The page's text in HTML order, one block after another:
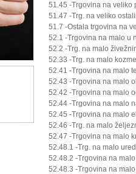
51.45 -Trgovina na veliko
51.47 -Trg. na veliko
51.7 -Ostala trgovina na
52.1 -Trgovina na malo u
52.2 -Trg. na malo
52.33 -Trg. na malo
52.41 -Trgovina na malo
52.43 -Trgovina na malo
52.42 -Trgovina na malo
52.44 -Trgovina na malo
52.45 -Trgovina na malo
52.46 -Trg. na malo
52.47 -Trgovina na malo
52.48.1 -Trg. na malo
52.48.2 -Trgovina na
52.48.3 -Trgovina na